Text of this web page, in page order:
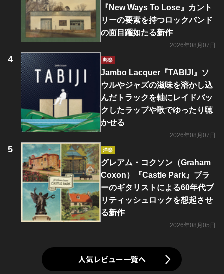
『New Ways To Lose』カント
リーの要素を持つロックバンド
の面目躍如たる新作
2026年08月07日
邦楽
Jambo Lacquer『TABIJI』ソ
ウルやジャズの滋味を溶かし込
んだトラックを軸にレイドバッ
クしたラップや歌でゆったり聴
かせる
2026年08月07日
洋楽
グレアム・コクソン（Graham
Coxon）『Castle Park』ブラ
ーのギタリストによる60年代ブ
リティッシュロックを想起させ
る新作
2026年08月05日
人気レビュー一覧へ